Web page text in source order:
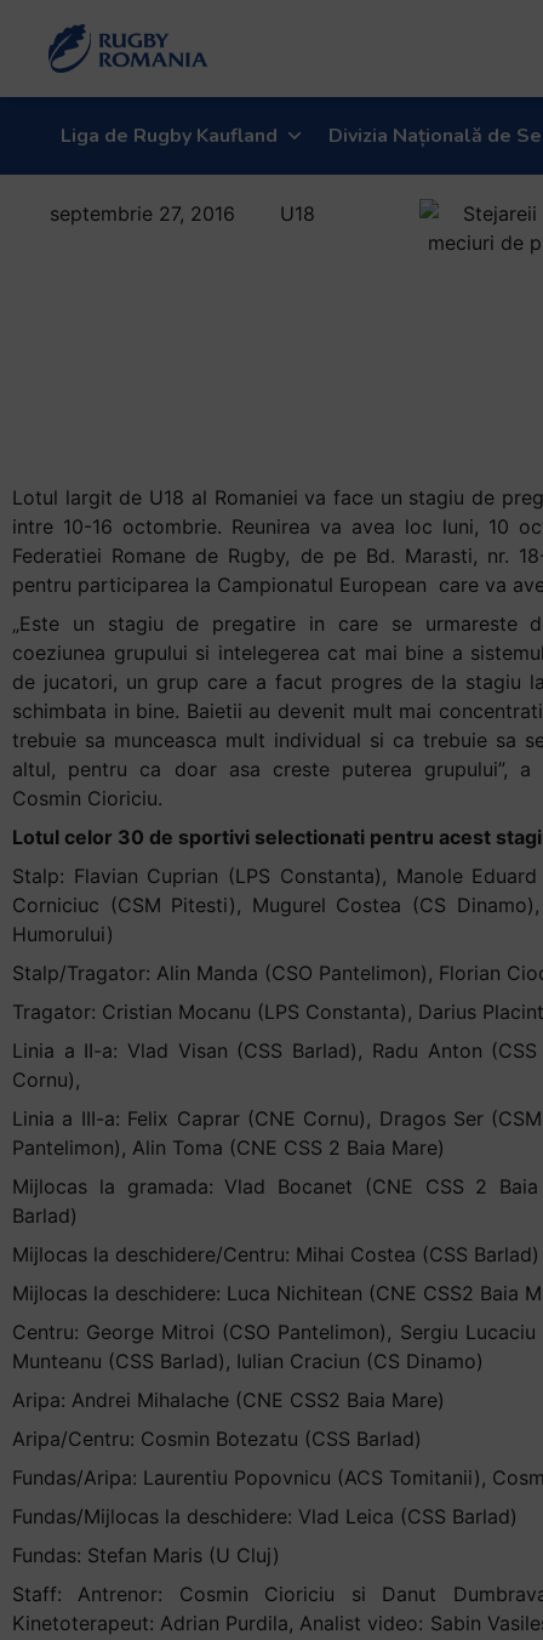
Liga de Rugby Kaufland Divizia Națională de
septembrie 27, 2016 U18
Lotul largit de U18 al Romaniei va face un stagiu de
intre 10-16 octombrie. Reunirea va avea loc luni, 10
Federatiei Romane de Rugby, de pe Bd. Marasti, nr.
pentru participarea la Campionatul European care va
„Este un stagiu de pregatire in care se urmareste
coeziunea grupului si intelegerea cat mai bine a
de jucatori, un grup care a facut progres de la stagiu
schimbata in bine. Baietii au devenit mult mai
trebuie sa munceasca mult individual si ca trebuie sa
altul, pentru ca doar asa creste puterea grupului”, a
Cosmin Cioriciu.
Lotul celor 30 de sportivi selectionati pentru acest
Stalp: Flavian Cuprian (LPS Constanta), Manole
Corniciuc (CSM Pitesti), Mugurel Costea (CS
Humorului)
Stalp/Tragator: Alin Manda (CSO Pantelimon), Florian
Tragator: Cristian Mocanu (LPS Constanta), Darius
Linia a II-a: Vlad Visan (CSS Barlad), Radu Anton
Cornu),
Linia a III-a: Felix Caprar (CNE Cornu), Dragos Ser
Pantelimon), Alin Toma (CNE CSS 2 Baia Mare)
Mijlocas la gramada: Vlad Bocanet (CNE CSS 2
Barlad)
Mijlocas la deschidere/Centru: Mihai Costea (CSS Barlad)
Mijlocas la deschidere: Luca Nichitean (CNE CSS2 Baia
Centru: George Mitroi (CSO Pantelimon), Sergiu
Munteanu (CSS Barlad), Iulian Craciun (CS Dinamo)
Aripa: Andrei Mihalache (CNE CSS2 Baia Mare)
Aripa/Centru: Cosmin Botezatu (CSS Barlad)
Fundas/Aripa: Laurentiu Popovnicu (ACS Tomitanii),
Fundas/Mijlocas la deschidere: Vlad Leica (CSS Barlad)
Fundas: Stefan Maris (U Cluj)
Staff: Antrenor: Cosmin Cioriciu si Danut
Kinetoterapeut: Adrian Purdila, Analist video: Sabin